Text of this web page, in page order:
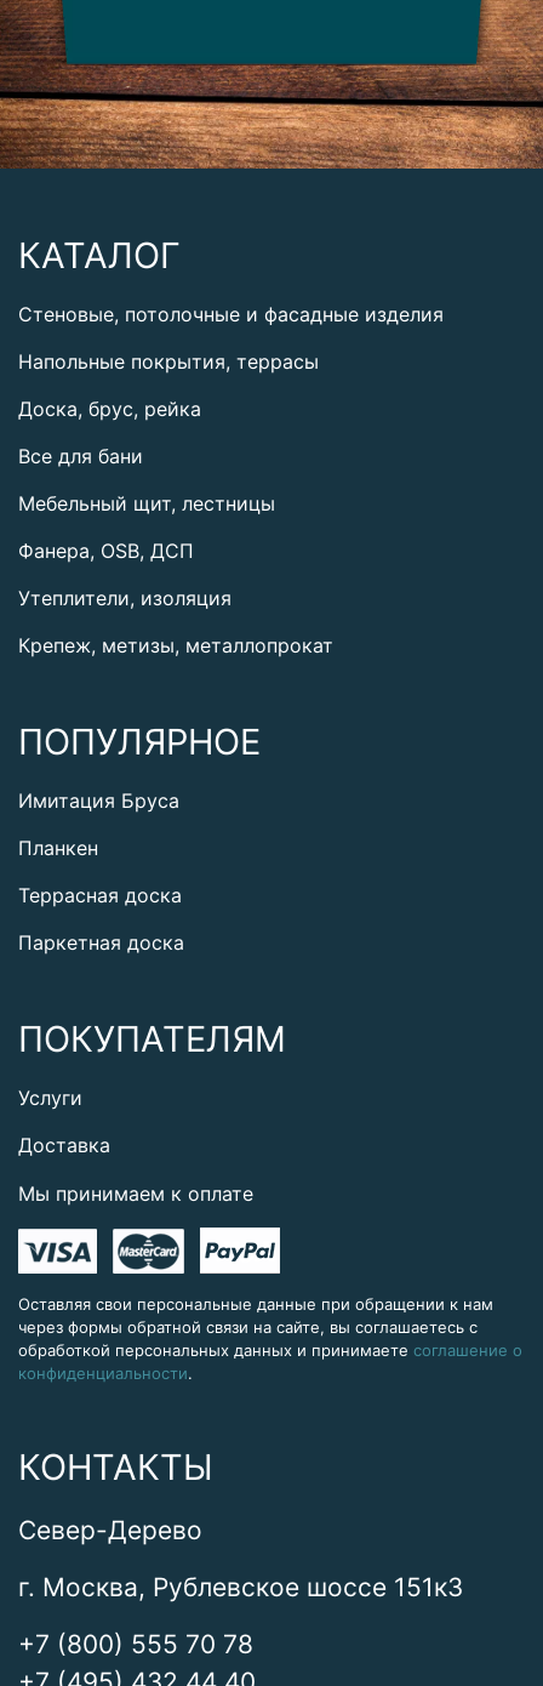
КАТАЛОГ
Стеновые, потолочные и фасадные изделия
Напольные покрытия, террасы
Доска, брус, рейка
Все для бани
Мебельный щит, лестницы
Фанера, OSB, ДСП
Утеплители, изоляция
Крепеж, метизы, металлопрокат
ПОПУЛЯРНОЕ
Имитация Бруса
Планкен
Террасная доска
Паркетная доска
ПОКУПАТЕЛЯМ
Услуги
Доставка
Мы принимаем к оплате
Оставляя свои персональные данные при обращении к нам
через формы обратной связи на сайте, вы соглашаетесь с
обработкой персональных данных и принимаете соглашение о
конфиденциальности.
КОНТАКТЫ
Север-Дерево
г. Москва, Рублевское шоссе 151к3
+7 (800) 555 70 78